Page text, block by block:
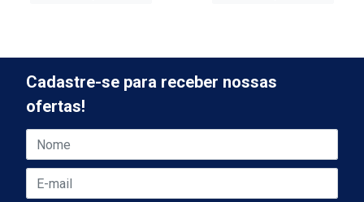
Cadastre-se para receber nossas
ofertas!